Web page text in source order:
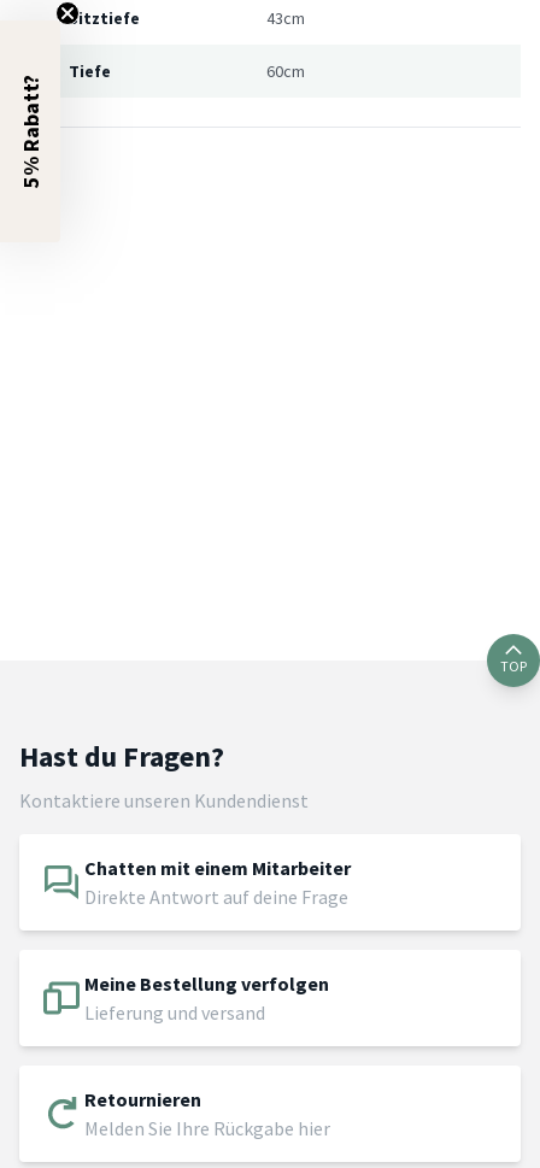
Sitztiefe 43cm
Tiefe 60cm
TOP
Hast du Fragen?
Kontaktiere unseren Kundendienst
Chatten mit einem Mitarbeiter
Direkte Antwort auf deine Frage
Meine Bestellung verfolgen
Lieferung und versand
Retournieren
Melden Sie Ihre Rückgabe hier
5% Rabatt?